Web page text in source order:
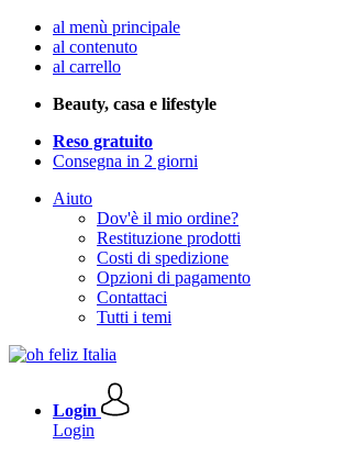
al menù principale
al contenuto
al carrello
Beauty, casa e lifestyle
Reso gratuito
Consegna in 2 giorni
Aiuto
Dov'è il mio ordine?
Restituzione prodotti
Costi di spedizione
Opzioni di pagamento
Contattaci
Tutti i temi
Login
Login